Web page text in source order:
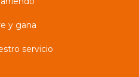
y gana
servicio